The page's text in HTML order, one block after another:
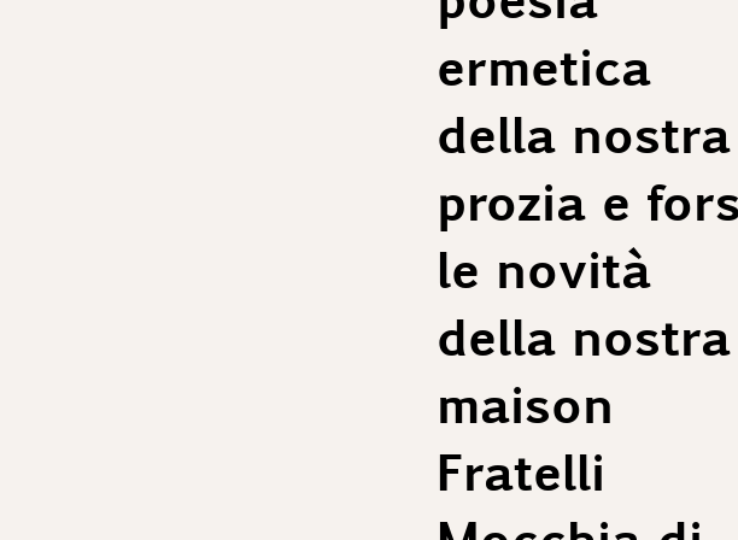
ermetica
della nostra
prozia e
le novità
della nostra
maison
Fratelli